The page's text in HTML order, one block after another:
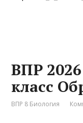
ВПР
класс
ВПР 8 Биология